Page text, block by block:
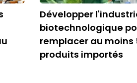
Développer
biotechnologique
remplacer au moins
produits importés